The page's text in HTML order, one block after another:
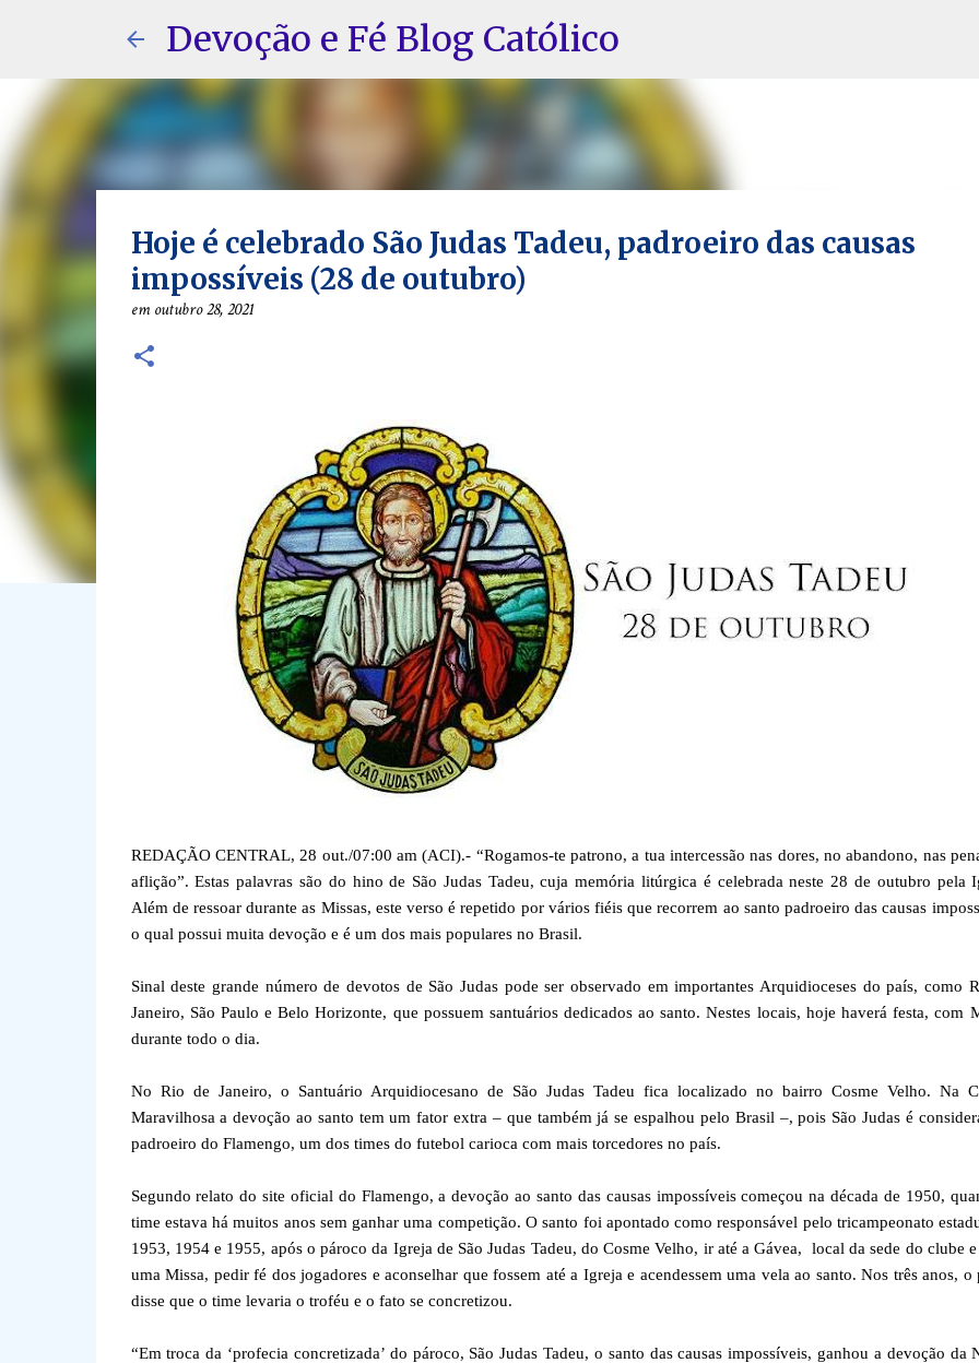
Pular para o conteúdo principal
Devoção e Fé Blog Católico
Hoje é celebrado São Judas Tadeu, padroeiro das causas
impossíveis (28 de outubro)
emoutubro 28, 2021
REDAÇÃO CENTRAL, 28 out./07:00 am (ACI).- “Rogamos-te patrono, a tua intercessão nas dores, no abandono, nas
aflição”. Estas palavras são do hino de São Judas Tadeu, cuja memória litúrgica é celebrada neste 28 de outubro pela
Além de ressoar durante as Missas, este verso é repetido por vários fiéis que recorrem ao santo padroeiro das causas
o qual possui muita devoção e é um dos mais populares no Brasil.
Sinal deste grande número de devotos de São Judas pode ser observado em importantes Arquidioceses do país, como
Janeiro, São Paulo e Belo Horizonte, que possuem santuários dedicados ao santo. Nestes locais, hoje haverá festa, com
durante todo o dia.
No Rio de Janeiro, o Santuário Arquidiocesano de São Judas Tadeu fica localizado no bairro Cosme Velho. Na
Maravilhosa a devoção ao santo tem um fator extra – que também já se espalhou pelo Brasil –, pois São Judas é
padroeiro do Flamengo, um dos times do futebol carioca com mais torcedores no país.
Segundo relato do site oficial do Flamengo, a devoção ao santo das causas impossíveis começou na década de 1950,
time estava há muitos anos sem ganhar uma competição. O santo foi apontado como responsável pelo tricampeonato
1953, 1954 e 1955, após o pároco da Igreja de São Judas Tadeu, do Cosme Velho, ir até a Gávea, local da sede do clube
uma Missa, pedir fé dos jogadores e aconselhar que fossem até a Igreja e acendessem uma vela ao santo. Nos três anos, o
disse que o time levaria o troféu e o fato se concretizou.
“Em troca da ‘profecia concretizada’ do pároco, São Judas Tadeu, o santo das causas impossíveis, ganhou a devoção da